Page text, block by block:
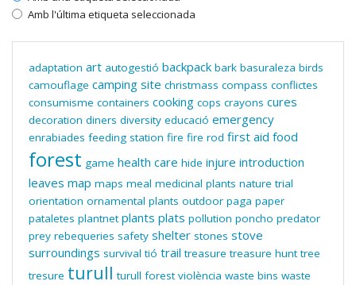
Amb l'última etiqueta seleccionada
adaptation art autogestió backpack bark basuraleza birds
camouflage camping site christmass compass conflictes
consumisme containers cooking cops crayons cures
decoration diners diversity educació emergency
enrabiades feeding station fire fire rod first aid food
forest game health care hide injure introduction
leaves map maps meal medicinal plants nature trial
orientation ornamental plants outdoor paga paper
pataletes plantnet plants plats pollution poncho predator
prey rebequeries safety shelter stones stove
surroundings survival tió trail treasure treasure hunt tree
tresure turull turull forest violència waste bins waste